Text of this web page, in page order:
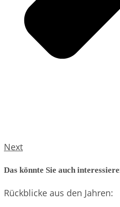
Next
Das könnte Sie auch
Rückblicke aus den Jahren: